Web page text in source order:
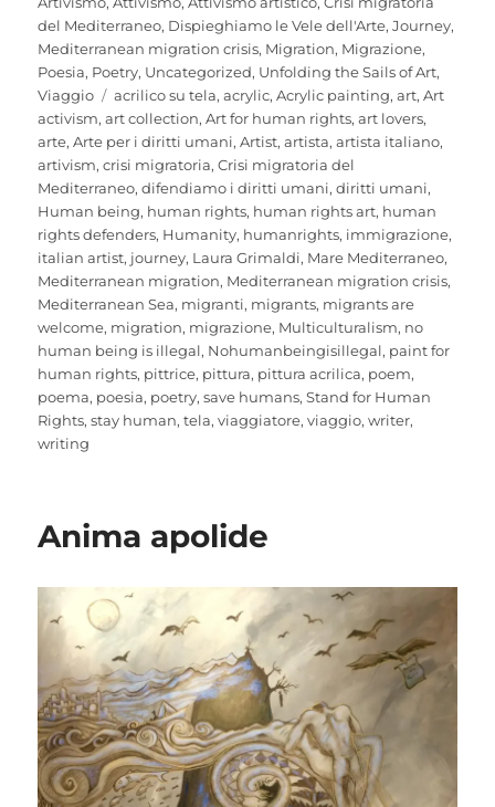
del Mediterraneo, Dispieghiamo le Vele dell'Arte,Journey,
Mediterranean migration crisis, Migration, Migrazione,
Poesia, Poetry, Uncategorized, Unfolding the Sails of Art,
Viaggio
Tags
acrilico su tela,acrylic,Acrylic painting,art,Art
activism,art collection,Art for human rights,art lovers,
arte,Arte per i diritti umani,Artist,artista,artista italiano,
artivism,crisi migratoria,Crisi migratoria del
Mediterraneo,difendiamo i diritti umani,diritti umani,
Human being, human rights, human rights art, human
rights defenders, Humanity, humanrights, immigrazione,
italian artist, journey, Laura Grimaldi, Mare Mediterraneo,
Mediterranean migration, Mediterranean migration crisis,
Mediterranean Sea, migranti, migrants, migrants are
welcome, migration, migrazione, Multiculturalism, no
human being is illegal, Nohumanbeingisillegal, paint for
human rights, pittrice, pittura, pittura acrilica, poem,
poema, poesia, poetry,save humans,Stand for Human
Rights,stay human,tela,viaggiatore,viaggio,writer,
writing
Anima apolide